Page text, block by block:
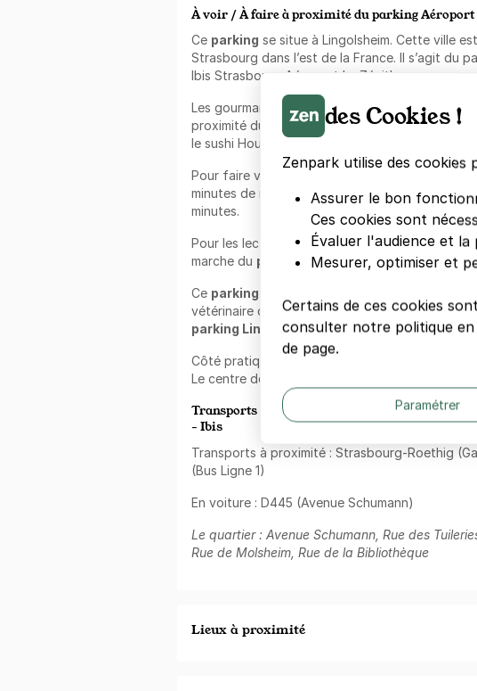
À voir / À faire à proximité du parking
Ce parking se situe à Lingolsheim. Cette ville
Strasbourg dans l’est de la France. Il s’agit du
Ibis Strasbourg Aéroport Le Zénith.
Les gourmands seront ravis de découvrir des
proximité du parking comme le restaurant La
le sushi House.
Pour faire vos courses, un Simply Market est à
minutes de marche et un supermarché discount
minutes.
Pour les lecteurs, la médiathèque ouest n’est
marche du parking en empruntant l’Avenue
Ce parking
vétérinaire des Tanneries est à 1 minute de
parking Lingolsheim.
Côté pratique, la Poste est à 7 minutes de
Le centre de secours de Lingolsheim est à 1
Transports et routes à proximité du parking
- Ibis
Transports à proximité : Strasbourg-Roethig
(Bus Ligne 1)
En voiture : D445 (Avenue Schumann)
Le quartier : Avenue Schumann, Rue des
Rue de Molsheim, Rue de la Bibliothèque
Lieux à proximité
des Cookies !
Zenpark utilise des cookies
Assurer le bon
Ces cookies sont
Évaluer l'audience et
Mesurer, optimiser et
Certains de ces cookies
consulter notre politique
de page.
Paramétrer